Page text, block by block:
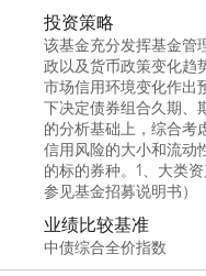
投资策略
该基金充分发挥基金管
政以及货币政策变化趋
市场信用环境变化作出
下决定债券组合久期、
的分析基础上，综合考
信用风险的大小和流动
的标的券种。1、大类
参见基金招募说明书）
业绩比较基准
中债综合全价指数